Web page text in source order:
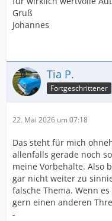
Gruß
Johannes
Tia P.
Fortgeschrittener
22. Mai 2026 um 07:18
Das steht für mich
allenfalls gerade noch
meine Vorbehalte. Also
gar nicht weiter zu
falsche Thema. Wenn
gern einen anderen
-